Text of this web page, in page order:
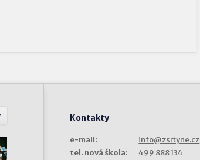
Kontakty
e-mail:
info@zsrtyne.cz
tel. nová škola:
499 888 134